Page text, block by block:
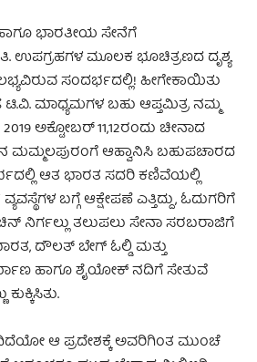
ಭಾರತೀಯ ಸೇನೆಗೆ
ಉಪಗ್ರಹಗಳ ಮೂಲಕ ಭೂಚಿತ್ರಣದ ದೃಶ್ಯ
ಸಂದರ್ಭದಲ್ಲಿ! ಹೀಗೇಕಾಯಿತು
ಟಿ.ವಿ. ಮಾಧ್ಯಮಗಳ ಬಹು ಆಪ್ತಮಿತ್ರ ನಮ್ಮ
ಅಕ್ಟೋಬರ್ 11,12ರಂದು ಚೀನಾದ
ಮಮ್ಮಲಪುರಂಗೆ ಆಹ್ವಾನಿಸಿ ಬಹುಪಚಾರದ
ಆತ ಭಾರತ ಸದರಿ ಕಣಿವೆಯಲ್ಲಿ
ಬಗ್ಗೆ ಆಕ್ಷೇಪಣೆ ಎತ್ತಿದ್ದು, ಓದುಗರಿಗೆ
ನಿರ್ಗಲ್ಲು ತಲುಪಲು ಸೇನಾ ಸರಬರಾಜಿಗೆ
ದೌಲತ್ ಬೇಗ್ ಓಲ್ಡಿ ಮತ್ತು
ಹಾಗೂ ಶೈಯೋಕ್ ನದಿಗೆ ಸೇತುವೆ
ಆ ಪ್ರದೇಶಕ್ಕೆ ಅವರಿಗಿಂತ ಮುಂಚೆ